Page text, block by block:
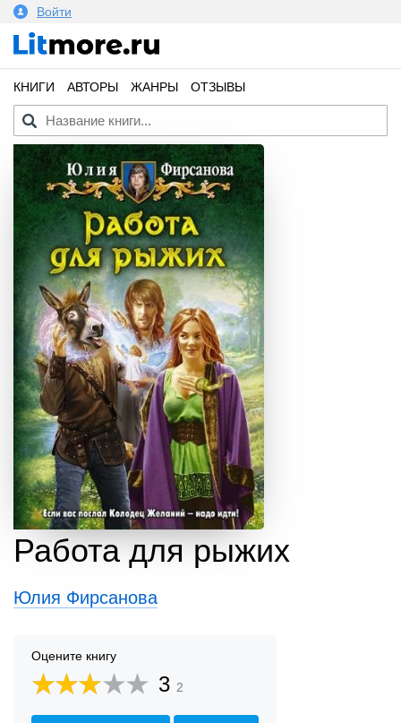
Войти
КНИГИ АВТОРЫ ЖАНРЫ ОТЗЫВЫ
Работа для рыжих
Юлия Фирсанова
Оцените книгу
3 2